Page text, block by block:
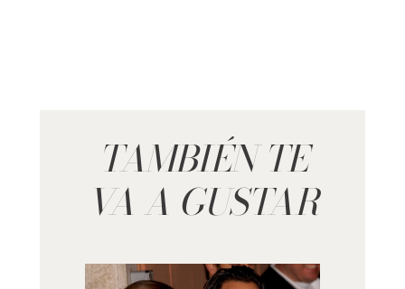
TAMBIÉN TE
VA A GUSTAR